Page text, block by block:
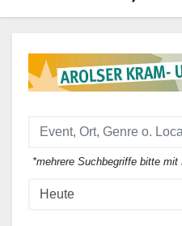
*mehrere Suchbegriffe bitte mit